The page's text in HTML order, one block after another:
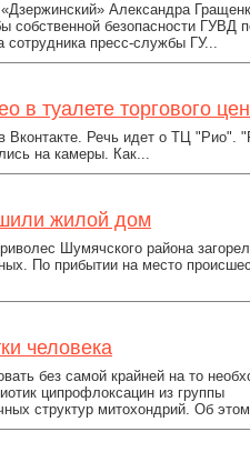
Александра
собственной безопасности ГУВД
пресс-службы ГУ...
туалете торгового
Вконтакте. Речь идет о ТЦ "Рио".
на камеры. Как...
жилой дом
Шумячского района
По прибытии на место
человека
без самой крайней на то
ципрофлоксацин из группы
структур митохондрий. Об